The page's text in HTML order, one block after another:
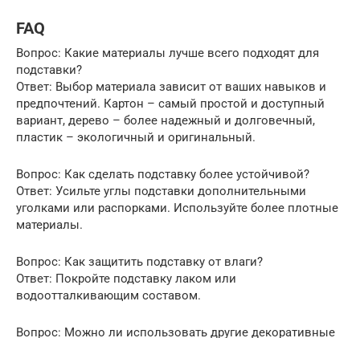
FAQ
Вопрос: Какие материалы лучше всего подходят для
подставки?
Ответ: Выбор материала зависит от ваших навыков и
предпочтений. Картон – самый простой и доступный
вариант, дерево – более надежный и долговечный,
пластик – экологичный и оригинальный.
Вопрос: Как сделать подставку более устойчивой?
Ответ: Усильте углы подставки дополнительными
уголками или распорками. Используйте более плотные
материалы.
Вопрос: Как защитить подставку от влаги?
Ответ: Покройте подставку лаком или
водоотталкивающим составом.
Вопрос: Можно ли использовать другие декоративные